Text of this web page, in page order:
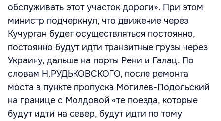
обслуживать этот участок дороги». При этом
министр подчеркнул, что движение через
Кучурган будет осуществляться постоянно,
постоянно будут идти транзитные грузы через
Украину, дальше на порты Рени и Галац. По
словам Н.РУДЬКОВСКОГО, после ремонта
моста в пункте пропуска Могилев-Подольский
на границе с Молдовой «те поезда, которые
будут идти на север, будут идти по тому